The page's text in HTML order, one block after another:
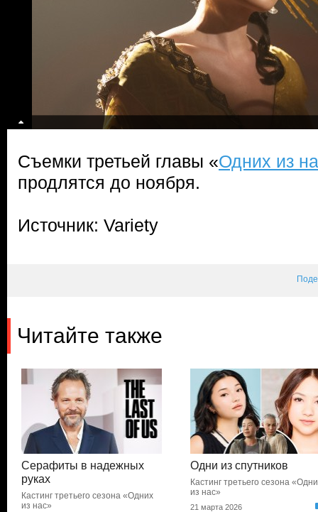
Съемки третьей главы «Одних из
продлятся до ноября.
Источник: Variety
Читайте также
Серафиты в надежных
руках
Кастинг третьего сезона «Одних
из нас»
Одни из спутников
Кастинг третьего сезона
из нас»
21 марта 2026